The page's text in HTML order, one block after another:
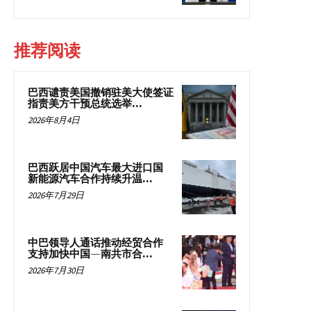
推荐阅读
巴西谴责美国撤销驻美大使签证
指责美方干预总统选举...
2026年8月4日
巴西跃居中国汽车最大进口国
新能源汽车合作持续升温...
2026年7月29日
中巴领导人通话推动经贸合作
支持加快中国—南共市合...
2026年7月30日